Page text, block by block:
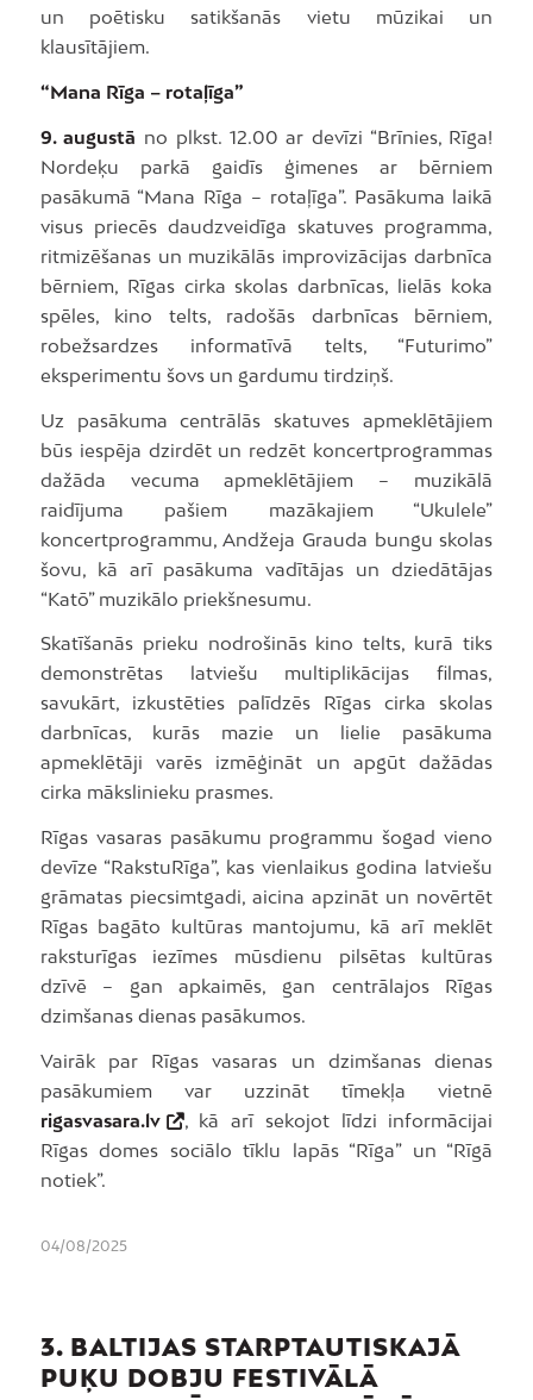
un poētisku satikšanās vietu mūzikai un
klausītājiem.
“Mana Rīga – rotaļīga”
9. augustā no plkst. 12.00 ar devīzi “Brīnies, Rīga!
Nordeķu parkā gaidīs ģimenes ar bērniem
pasākumā “Mana Rīga – rotaļīga”. Pasākuma laikā
visus priecēs daudzveidīga skatuves programma,
ritmizēšanas un muzikālās improvizācijas darbnīca
bērniem, Rīgas cirka skolas darbnīcas, lielās koka
spēles, kino telts, radošās darbnīcas bērniem,
robežsardzes informatīvā telts, “Futurimo”
eksperimentu šovs un gardumu tirdziņš.
Uz pasākuma centrālās skatuves apmeklētājiem
būs iespēja dzirdēt un redzēt koncertprogrammas
dažāda vecuma apmeklētājiem – muzikālā
raidījuma pašiem mazākajiem “Ukulele”
koncertprogrammu, Andžeja Grauda bungu skolas
šovu, kā arī pasākuma vadītājas un dziedātājas
“Katō” muzikālo priekšnesumu.
Skatīšanās prieku nodrošinās kino telts, kurā tiks
demonstrētas latviešu multiplikācijas filmas,
savukārt, izkustēties palīdzēs Rīgas cirka skolas
darbnīcas, kurās mazie un lielie pasākuma
apmeklētāji varēs izmēģināt un apgūt dažādas
cirka mākslinieku prasmes.
Rīgas vasaras pasākumu programmu šogad vieno
devīze “RakstuRīga”, kas vienlaikus godina latviešu
grāmatas piecsimtgadi, aicina apzināt un novērtēt
Rīgas bagāto kultūras mantojumu, kā arī meklēt
raksturīgas iezīmes mūsdienu pilsētas kultūras
dzīvē – gan apkaimēs, gan centrālajos Rīgas
dzimšanas dienas pasākumos.
Vairāk par Rīgas vasaras un dzimšanas dienas
pasākumiem var uzzināt tīmekļa vietnē
rigasvasara.lv
, kā arī sekojot līdzi informācijai
Rīgas domes sociālo tīklu lapās “Rīga” un “Rīgā
notiek”.
04/08/2025
3. BALTIJAS STARPTAUTISKAJĀ
PUĶU DOBJU FESTIVĀLĀ